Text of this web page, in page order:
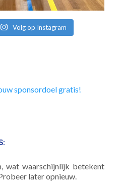
Volg op Instagram
wat waarschijnlijk betekent
later opnieuw.